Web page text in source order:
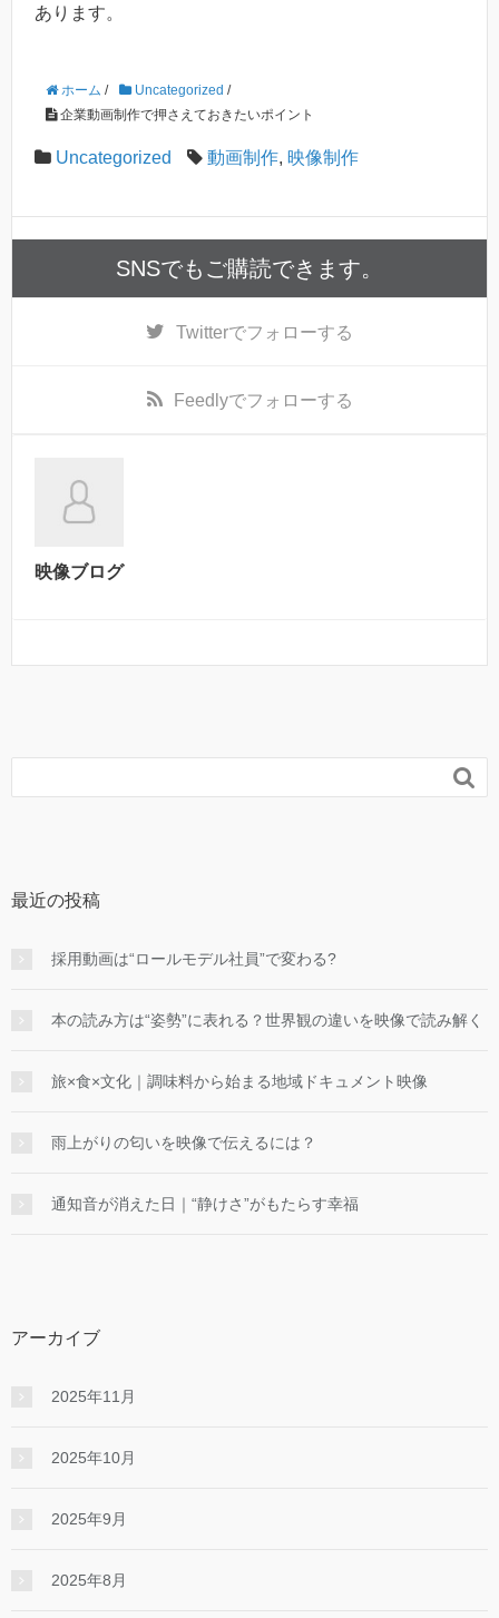
あります。
ホーム / Uncategorized /
企業動画制作で押さえておきたいポイント
Uncategorized 動画制作, 映像制作
SNSでもご購読できます。
Twitterでフォローする
Feedlyでフォローする
映像ブログ

最近の投稿
採用動画は“ロールモデル社員”で変わる?
本の読み方は“姿勢”に表れる？世界観の違いを映像で読み解く
旅×食×文化｜調味料から始まる地域ドキュメント映像
雨上がりの匂いを映像で伝えるには？
通知音が消えた日｜“静けさ”がもたらす幸福
アーカイブ
2025年11月
2025年10月
2025年9月
2025年8月